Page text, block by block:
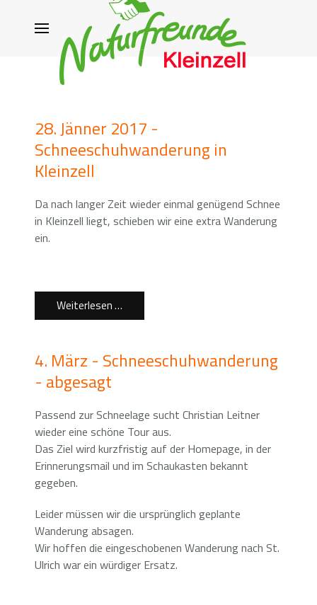
28. Jänner 2017 -
Schneeschuhwanderung in
Kleinzell
Da nach langer Zeit wieder einmal genügend Schnee
in Kleinzell liegt, schieben wir eine extra Wanderung
ein.
Weiterlesen …
4. März - Schneeschuhwanderung
- abgesagt
Passend zur Schneelage sucht Christian Leitner
wieder eine schöne Tour aus.
Das Ziel wird kurzfristig auf der Homepage, in der
Erinnerungsmail und im Schaukasten bekannt
gegeben.
Leider müssen wir die ursprünglich geplante
Wanderung absagen.
Wir hoffen die eingeschobenen Wanderung nach St.
Ulrich war ein würdiger Ersatz.